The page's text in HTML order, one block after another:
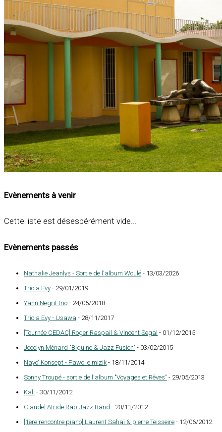
Evènements à venir
Cette liste est désespérément vide...
Evènements passés
Nathalie Jeanlys - Sortie de l'album Woulé - 13/03/2026
Tricia Evy - 29/01/2019
Yann Negrit trio - 24/05/2018
Tricia Evy - Usawa - 28/11/2017
[Tournée CEDAC] Roger Raspail & Vincent Segal - 01/12/2015
Jocelyn Ménard "Biguine & Jazz Fusion" - 03/02/2015
Nayo' Konsept - Pawol e mizik - 18/11/2014
Sonny Troupé - sortie de l'album "Voyages et Rêves" - 29/05/2013
Kali - 30/11/2012
Claudel Atride Rap Jazz Band - 20/11/2012
[1ère rencontre piano] Laurent Sahaï & pierre Teisseire - 12/06/2012